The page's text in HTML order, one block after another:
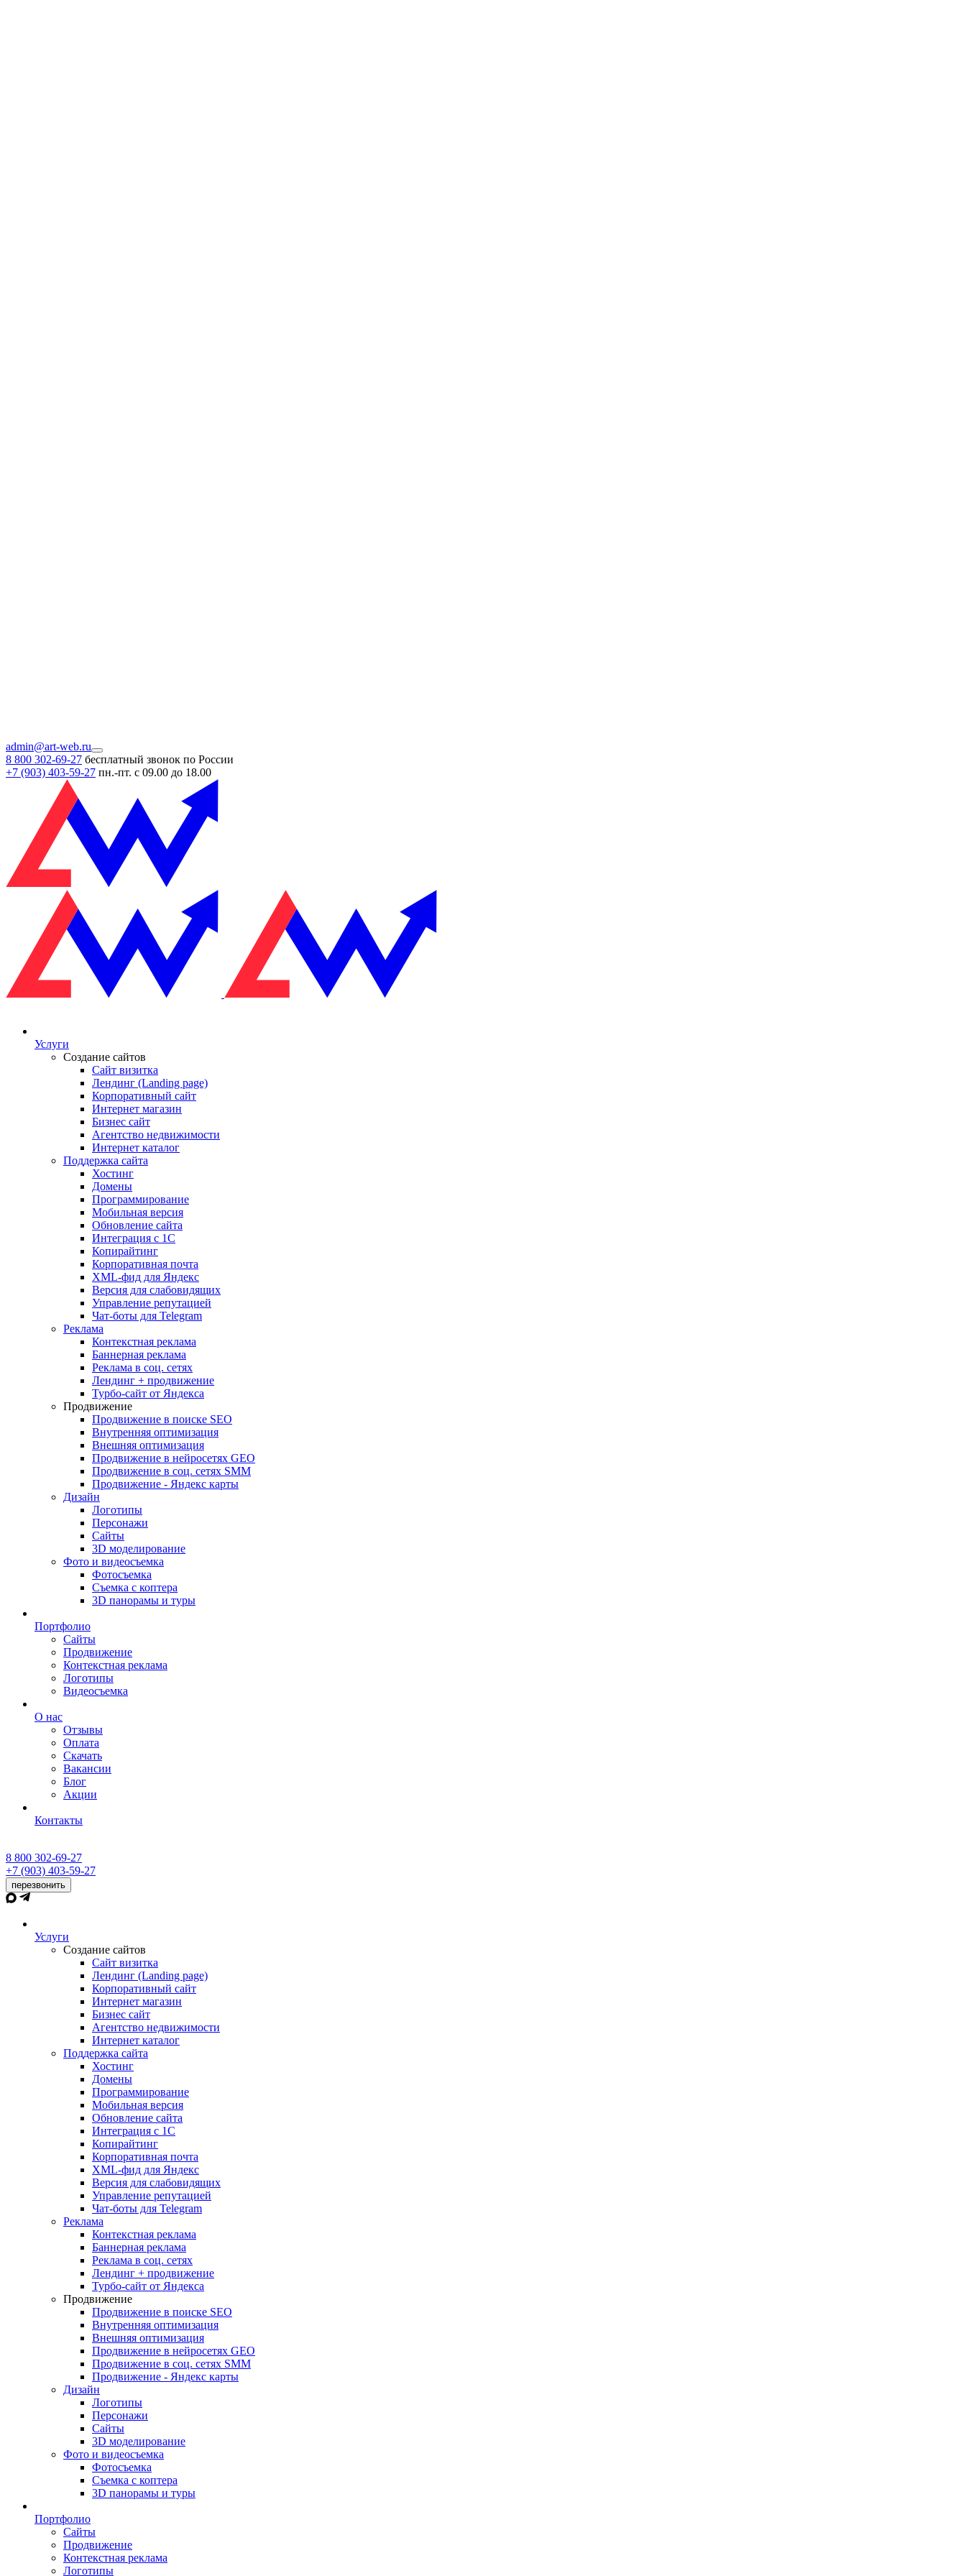
admin@art-web.ru
8 800 302-69-27 бесплатный звонок по России
+7 (903) 403-59-27 пн.-пт. с 09.00 до 18.00
Услуги
Создание сайтов
Сайт визитка
Лендинг (Landing page)
Корпоративный сайт
Интернет магазин
Бизнес сайт
Агентство недвижимости
Интернет каталог
Поддержка сайта
Хостинг
Домены
Программирование
Мобильная версия
Обновление сайта
Интеграция с 1С
Копирайтинг
Корпоративная почта
XML-фид для Яндекс
Версия для слабовидящих
Управление репутацией
Чат-боты для Telegram
Реклама
Контекстная реклама
Баннерная реклама
Реклама в соц. сетях
Лендинг + продвижение
Турбо-сайт от Яндекса
Продвижение
Продвижение в поиске SEO
Внутренняя оптимизация
Внешняя оптимизация
Продвижение в нейросетях GEO
Продвижение в соц. сетях SMM
Продвижение - Яндекс карты
Дизайн
Логотипы
Персонажи
Сайты
3D моделирование
Фото и видеосъемка
Фотосъемка
Съемка с коптера
3D панорамы и туры
Портфолио
Сайты
Продвижение
Контекстная реклама
Логотипы
Видеосъемка
О нас
Отзывы
Оплата
Скачать
Вакансии
Блог
Акции
Контакты
8 800 302-69-27
+7 (903) 403-59-27
перезвонить
Услуги
Создание сайтов
Сайт визитка
Лендинг (Landing page)
Корпоративный сайт
Интернет магазин
Бизнес сайт
Агентство недвижимости
Интернет каталог
Поддержка сайта
Хостинг
Домены
Программирование
Мобильная версия
Обновление сайта
Интеграция с 1С
Копирайтинг
Корпоративная почта
XML-фид для Яндекс
Версия для слабовидящих
Управление репутацией
Чат-боты для Telegram
Реклама
Контекстная реклама
Баннерная реклама
Реклама в соц. сетях
Лендинг + продвижение
Турбо-сайт от Яндекса
Продвижение
Продвижение в поиске SEO
Внутренняя оптимизация
Внешняя оптимизация
Продвижение в нейросетях GEO
Продвижение в соц. сетях SMM
Продвижение - Яндекс карты
Дизайн
Логотипы
Персонажи
Сайты
3D моделирование
Фото и видеосъемка
Фотосъемка
Съемка с коптера
3D панорамы и туры
Портфолио
Сайты
Продвижение
Контекстная реклама
Логотипы